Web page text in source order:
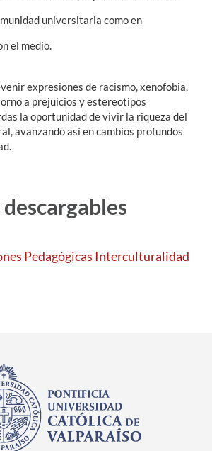
universitaria como en
el medio.
expresiones de racismo, xenofobia,
a prejuicios y estereotipos
la oportunidad de vivir la riqueza del
avanzando así en cambios profundos
Pedagógicas Interculturalidad